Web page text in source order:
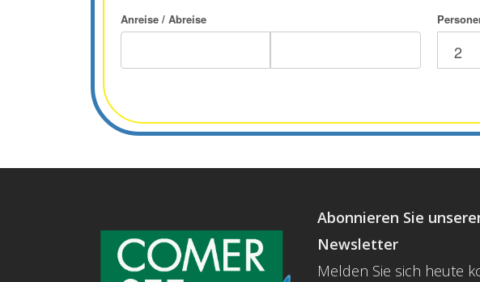
Anreise / Abreise
Abonnieren Sie
Newsletter
Melden Sie sich heute